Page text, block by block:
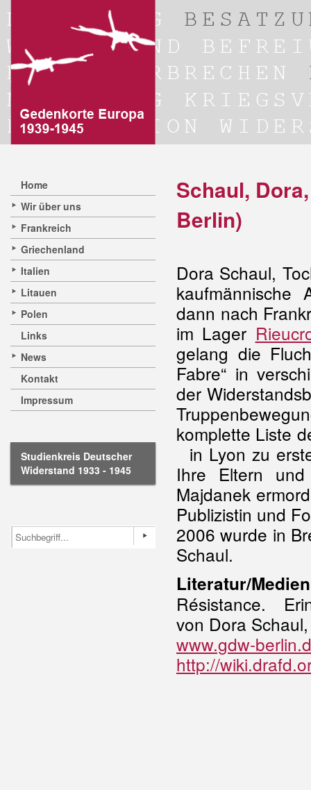
Home
Wir über uns
Frankreich
Griechenland
Italien
Litauen
Polen
Links
News
Kontakt
Impressum
Studienkreis Deutscher
Widerstand 1933 - 1945
Schaul,
Berlin)
Dora Schaul,
kaufmännische
dann nach
im Lager
gelang die
Fabre“ in
der
komplette Liste
in Lyon zu
Ihre Eltern
Majdanek
Publizistin und
2006 wurde in
Schaul.
Literatur/Medien
Résistance.
von Dora
www.gdw-
http://